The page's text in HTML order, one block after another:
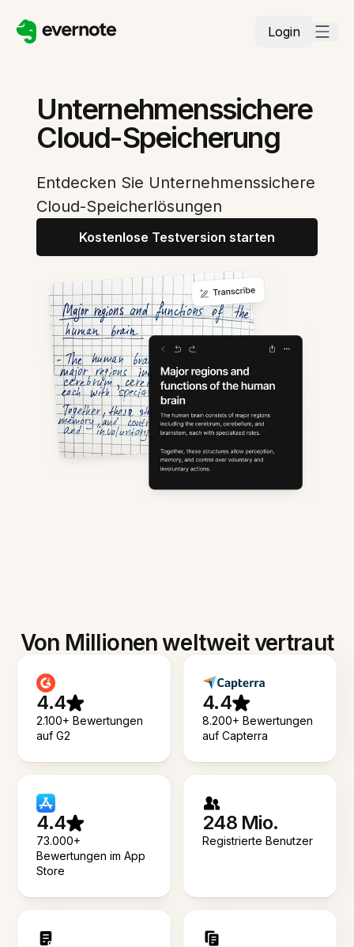
Login
Unternehmenssichere
Cloud-Speicherung
Entdecken Sie Unternehmenssichere
Cloud-Speicherlösungen
Kostenlose Testversion starten
Von Millionen weltweit vertraut
4.4
2.100+ Bewertungen
auf G2
4.4
8.200+ Bewertungen
auf Capterra
4.4
73.000+
Bewertungen im App
Store
248 Mio.
Registrierte Benutzer